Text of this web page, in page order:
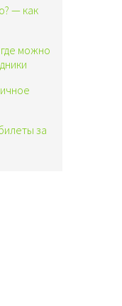
— как
можно
за